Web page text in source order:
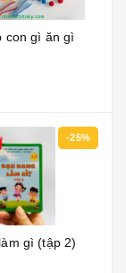
con gì ăn gì
-25%
gì (tập 2)